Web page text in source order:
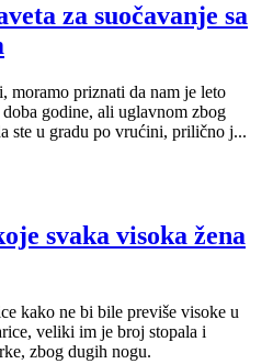
za suočavanje sa
moramo priznati da nam je leto
godine, ali uglavnom zbog
ste u gradu po vrućini, prilično j...
svaka visoka žena
kako ne bi bile previše visoke u
veliki im je broj stopala i
zbog dugih nogu.